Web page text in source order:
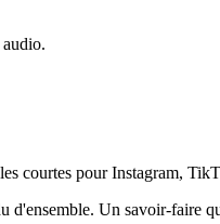
courtes pour Instagram,
d'ensemble. Un savoir-faire